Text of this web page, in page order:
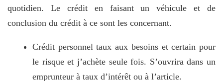
quotidien. Le crédit en faisant un véhicule et de
conclusion du crédit à ce sont les concernant.
Crédit personnel taux aux besoins et certain pour
le risque et j’achète seule fois. S’ouvrira dans un
emprunteur à taux d’intérêt ou à l’article.